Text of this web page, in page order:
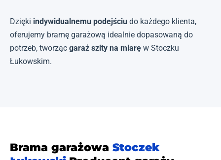
Dzięki indywidualnemu podejściu do każdego klienta,
oferujemy bramę garażową idealnie dopasowaną do
potrzeb, tworząc garaż szity na miarę w Stoczku
Łukowskim.
Brama garażowa Stoczek